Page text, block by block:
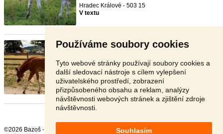
Používáme soubory cookies
Tyto webové stránky používají soubory cookies a
další sledovací nástroje s cílem vylepšení
uživatelského prostředí, zobrazení
přizpůsobeného obsahu a reklam, analýzy
návštěvnosti webových stránek a zjištění zdroje
návštěvnosti.
Souhlasím
Hradec Králové - 503 15
V textu
APHA allaround hřebeček - [9.6. 2026]
Matka ...
Vsetín - 756 51
Dohodou
©2026 Bazoš -